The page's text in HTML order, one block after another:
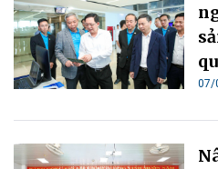
07/